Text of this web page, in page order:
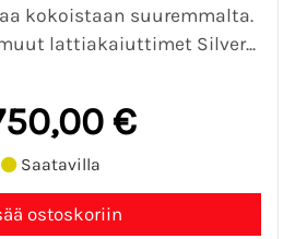
kokoistaan suuremmalta.
lattiakaiuttimet Silver...
€
Saatavilla